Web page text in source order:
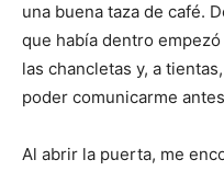
una buena taza de café.
que había dentro
las chancletas y, a
poder comunicarme
Al abrir la puerta, me